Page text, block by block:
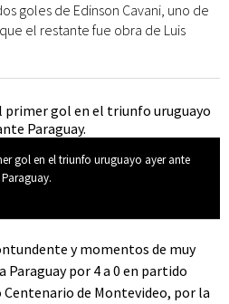
goles de Edinson Cavani, uno de
el restante fue obra de Luis
gol en el triunfo uruguayo ayer ante
Paraguay.
y momentos de muy
por 4 a 0 en partido
de Montevideo, por la